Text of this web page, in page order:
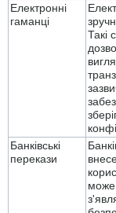
Електронні
гаманці
Такі
Банківські
перекази
може